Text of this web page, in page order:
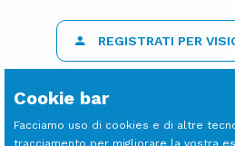
REGISTRATI PER
Cookie bar
Facciamo uso di cookies e di altre
tracciamento per migliorare la vostra